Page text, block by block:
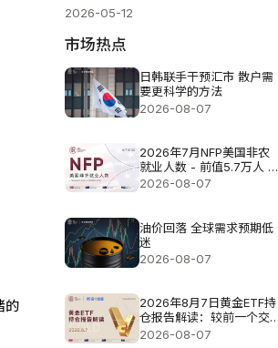
的
2026-05-12
市场热点
日韩联手干预汇市 散户需
要更科学的方法
2026-08-07
2026年7月NFP美国非农
就业人数 - 前值5.7万人 预
测值8.3万
2026-08-07
油价回落 全球需求预期低
迷
2026-08-07
2026年8月7日黄金ETF持
仓报告解读：较前一个交
易日增加0.571吨
2026-08-07